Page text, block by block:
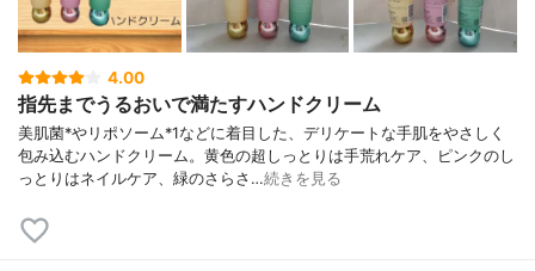
4.00
指先までうるおいで満たすハンドクリーム
美肌菌*やリポソーム*1などに着目した、デリケートな手肌をやさしく
包み込むハンドクリーム。黄色の超しっとりは手荒れケア、ピンクのし
っとりはネイルケア、緑のさらさ…続きを見る